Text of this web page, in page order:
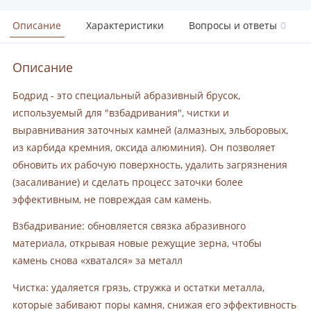
Описание Характеристики Вопросы и ответы 0
Описание
Бодрид - это специальный абразивный брусок,
используемый для "взбадривания", чистки и
выравнивания заточных камней (алмазных, эльборовых,
из карбида кремния, оксида алюминия). Он позволяет
обновить их рабочую поверхность, удалить загрязнения
(засаливание) и сделать процесс заточки более
эффективным, не повреждая сам камень.
Взбадривание: обновляется связка абразивного
материала, открывая новые режущие зерна, чтобы
камень снова «хватался» за металл
Чистка: удаляется грязь, стружка и остатки металла,
которые забивают поры камня, снижая его эффективность